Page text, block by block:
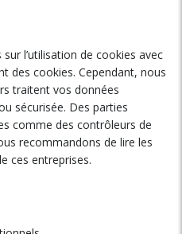
l’utilisation de cookies avec
des cookies. Cependant, nous
traitent vos données
sécurisée. Des parties
comme des contrôleurs de
recommandons de lire les
ces entreprises.